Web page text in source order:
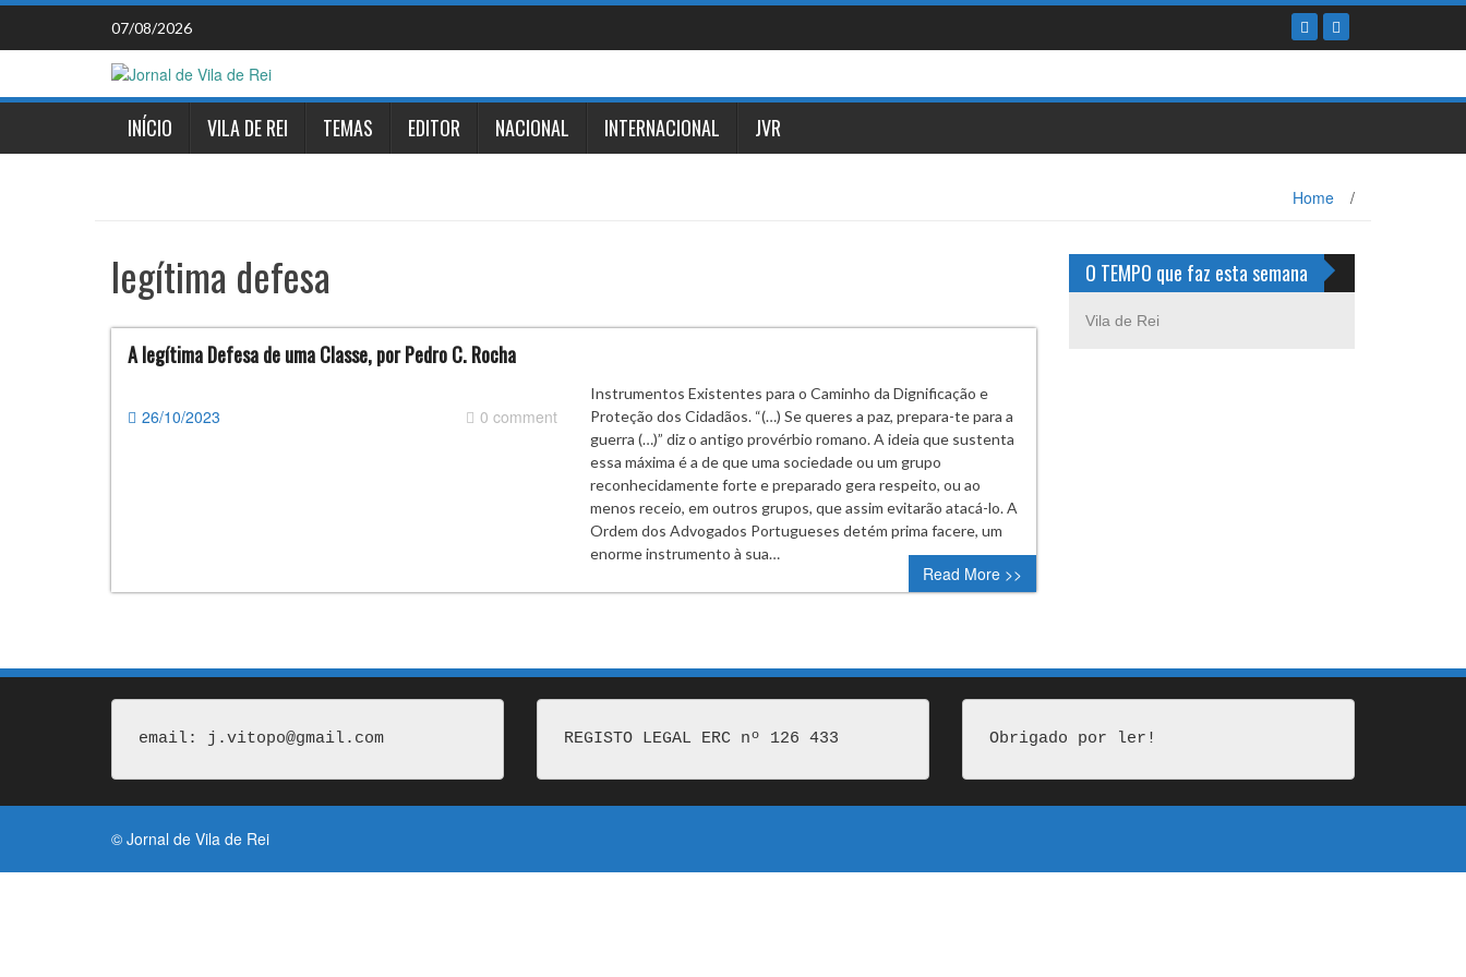
Skip
content
07/08/2026
INÍCIO VILA DE REI TEMAS EDITOR NACIONAL INTERNACIONAL JVR
Home /
legítima defesa
A legítima Defesa de uma Classe, por Pedro C. Rocha
26/10/2023 0 comment
Instrumentos Existentes para o Caminho da Dignificação e
Proteção dos Cidadãos. “(…) Se queres a paz, prepara-te para a
guerra (…)” diz o antigo provérbio romano. A ideia que sustenta
essa máxima é a de que uma sociedade ou um grupo
reconhecidamente forte e preparado gera respeito, ou ao
menos receio, em outros grupos, que assim evitarão atacá-lo. A
Ordem dos Advogados Portugueses detém prima facere, um
enorme instrumento à sua…
Read More >>
O TEMPO que faz esta semana
Vila de Rei
email: j.vitopo@gmail.com REGISTO LEGAL ERC nº 126 433 Obrigado por ler!
© Jornal de Vila de Rei